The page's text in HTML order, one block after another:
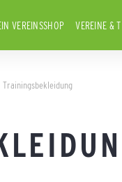
VEREINSSHOP VEREINE &
Trainingsbekleidung